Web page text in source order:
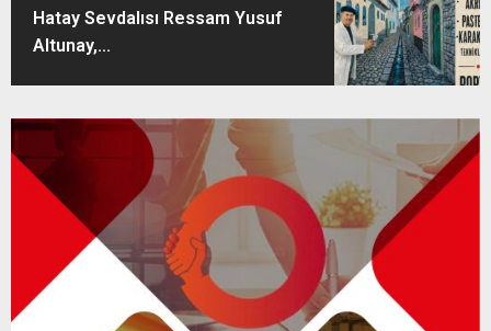
Hatay Sevdalısı Ressam Yusuf
Altunay,...